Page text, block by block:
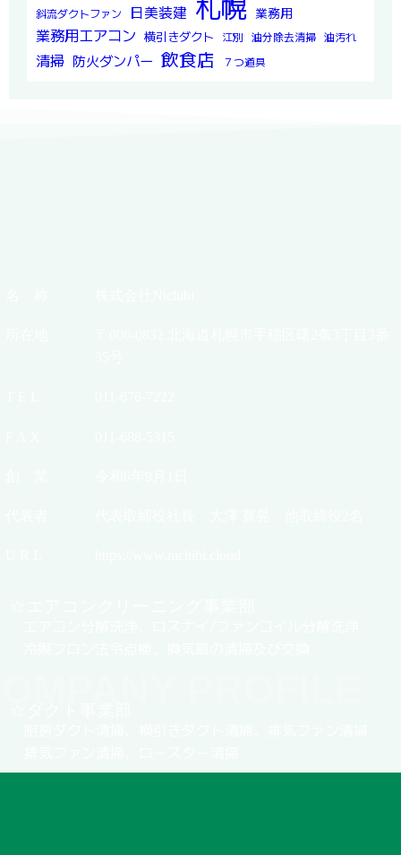
斜流ダクトファン 日美装建 業務用
業務用エアコン 横引きダクト 江別 油分除去清掃 油汚れ
清掃 防火ダンパー 飲食店 ７つ道具